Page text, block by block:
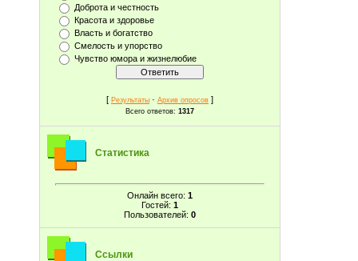
Доброта и честность
Красота и здоровье
Власть и богатство
Смелость и упорство
Чувство юмора и жизнелюбие
[ Результаты · Архив опросов ]
Всего ответов: 1317
Статистика
Онлайн всего: 1
Гостей: 1
Пользователей: 0
Ссылки